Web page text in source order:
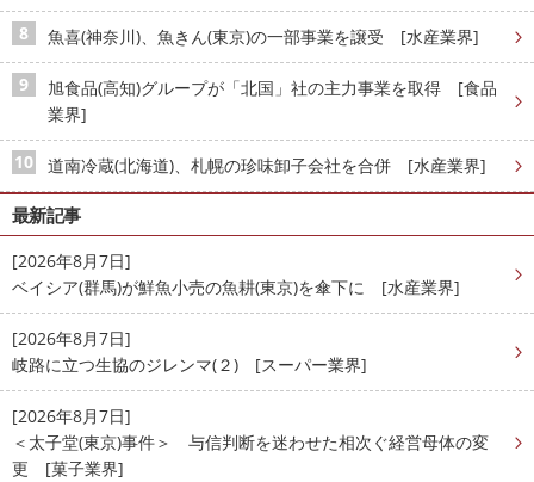
魚喜(神奈川)、魚きん(東京)の一部事業を譲受 [水産業界]
旭食品(高知)グループが「北国」社の主力事業を取得 [食品
業界]
道南冷蔵(北海道)、札幌の珍味卸子会社を合併 [水産業界]
最新記事
[2026年8月7日]
ベイシア(群馬)が鮮魚小売の魚耕(東京)を傘下に [水産業界]
[2026年8月7日]
岐路に立つ生協のジレンマ(２) [スーパー業界]
[2026年8月7日]
＜太子堂(東京)事件＞ 与信判断を迷わせた相次ぐ経営母体の変
更 [菓子業界]